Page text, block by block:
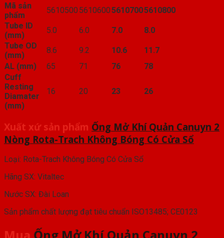
Mã sản
phẩm
5610500 561060056107005610800
Tube ID
(mm)
5.0 6.0 7.0
8.0
Tube OD
(mm)
8.6 9.2 10.6
11.7
AL (mm)
65 71 76
78
Cuff
Resting
Diamater
(mm)
16 20 23 26
Xuất xứ sản phẩm Ống Mở Khí Quản Canuyn 2
Nòng Rota-Trach Không Bóng Có Cửa Sổ
Loại: Rota-Trach Không Bóng Có Cửa Sổ
Hãng SX: Vitaltec
Nước SX: Đài Loan
Sản phẩm chất lượng đạt tiêu chuẩn ISO13485; CE0123